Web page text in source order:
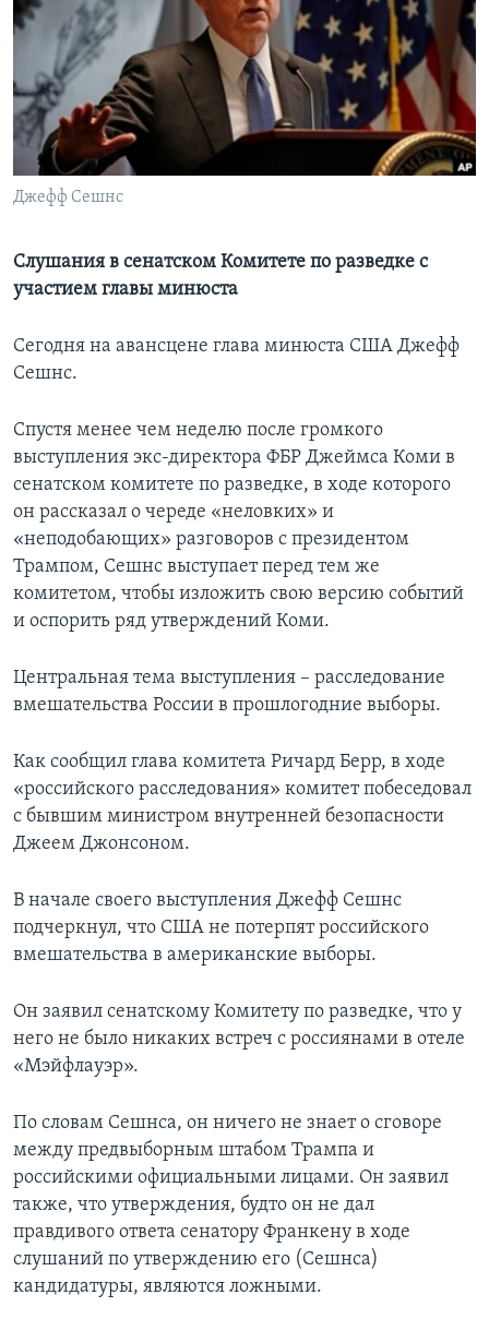
Learning English
СОЦИАЛЬНЫЕ СЕТИ
Языки
Джефф Сешнс
Слушания в сенатском Комитете по разведке с
участием главы минюста
Сегодня на авансцене глава минюста США Джефф
Сешнс.
Спустя менее чем неделю после громкого
выступления экс-директора ФБР Джеймса Коми в
сенатском комитете по разведке, в ходе которого
он рассказал о череде «неловких» и
«неподобающих» разговоров с президентом
Трампом, Сешнс выступает перед тем же
комитетом, чтобы изложить свою версию событий
и оспорить ряд утверждений Коми.
Центральная тема выступления – расследование
вмешательства России в прошлогодние выборы.
Как сообщил глава комитета Ричард Берр, в ходе
«российского расследования» комитет побеседовал
с бывшим министром внутренней безопасности
Джеем Джонсоном.
В начале своего выступления Джефф Сешнс
подчеркнул, что США не потерпят российского
вмешательства в американские выборы.
Он заявил сенатскому Комитету по разведке, что у
него не было никаких встреч с россиянами в отеле
«Мэйфлауэр».
По словам Сешнса, он ничего не знает о сговоре
между предвыборным штабом Трампа и
российскими официальными лицами. Он заявил
также, что утверждения, будто он не дал
правдивого ответа сенатору Франкену в ходе
слушаний по утверждению его (Сешнса)
кандидатуры, являются ложными.